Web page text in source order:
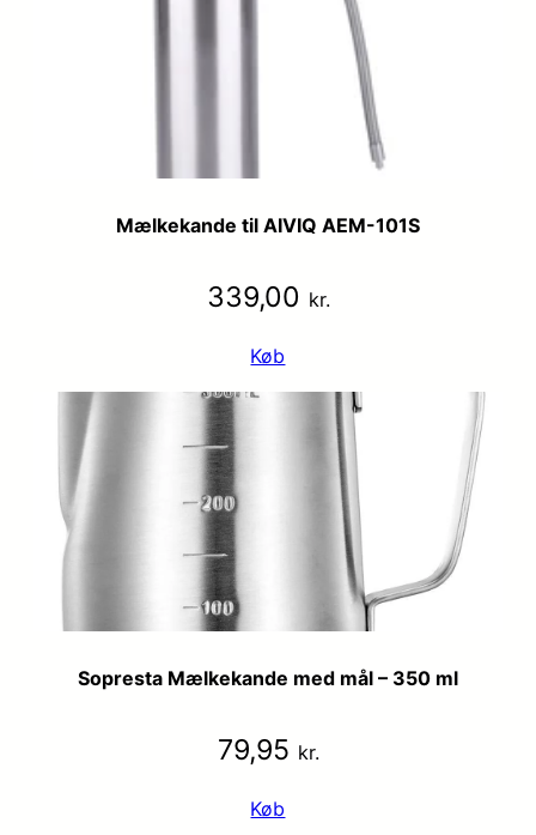
Mælkekande til AIVIQ AEM-101S
339,00 kr.
Køb
Sopresta Mælkekande med mål – 350 ml
79,95 kr.
Køb